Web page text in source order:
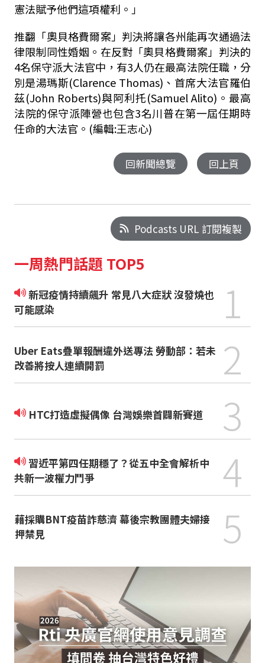
憲法賦予他們這項權利。」
推翻「奧貝格費爾案」判決將讓各州能再次通過法
律限制同性婚姻。在反對「奧貝格費爾案」判決的
4名保守派大法官中，有3人仍在最高法院任職，分
別是湯瑪斯(Clarence Thomas)、首席大法官羅伯
茲(John Roberts)與阿利托(Samuel Alito)。最高
法院的保守派陣營也包含3名川普在第一屆任期時
任命的大法官。(編輯:王志心)
回新聞總覽 回上頁
Podcasts URL 訂閱複製
一周熱門話題 TOP5
新冠疫情持續飆升 常見八大症狀 沒發燒也
可能感染
1
Uber Eats疊單報酬違外送專法 勞動部：若未
改善將按人連續開罰
2
HTC打造虛擬偶像 台灣娛樂首闢新賽道 3
習近平第四任期穩了？從五中全會解析中
共新一波權力鬥爭
4
藉採購BNT疫苗詐慈濟 幕後宗教團體夫婦接
押禁見
5